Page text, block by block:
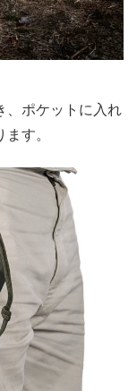
、ポケットに入れ
す。